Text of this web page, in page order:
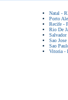
Natal -
Porto
Recife -
Rio De
Sao
Sao
Vitoria -